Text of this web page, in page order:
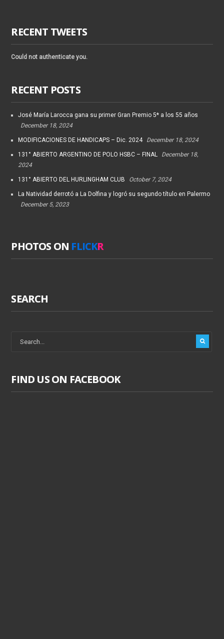
RECENT TWEETS
Could not authenticate you.
RECENT POSTS
José María Larocca gana su primer Gran Premio 5* a los 55 años
December 18, 2024
MODIFICACIONES DE HANDICAPS – Dic. 2024 December 18, 2024
131° ABIERTO ARGENTINO DE POLO HSBC – FINAL
December 18,
2024
131° ABIERTO DEL HURLINGHAM CLUB October 7, 2024
La Natividad derrotó a La Dolfina y logró su segundo título en Palermo
December 5, 2023
PHOTOS ON FLICKR
SEARCH
FIND US ON FACEBOOK